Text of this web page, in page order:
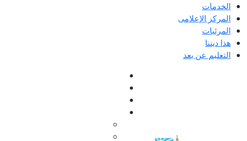
الخدمات
المركز الإعلامى
المرئيات
هذا ديننا
التعليم عن بعد